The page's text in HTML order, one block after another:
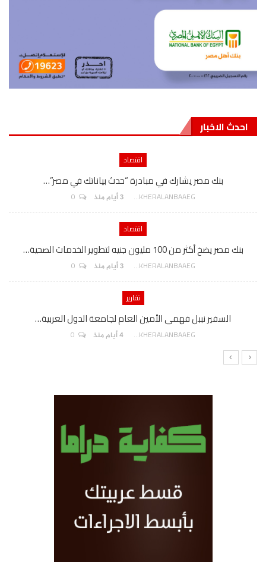
احدث الاخبار
اقتصاد
بنك مصر يشارك في مبادرة “حدث بياناتك في مصر”…
AKHERALANBAAEG 3 أيام منذ
اقتصاد
بنك مصر يضخ أكثر من 100 مليون جنيه لتطوير الخدمات الصحية…
AKHERALANBAAEG 3 أيام منذ
تقارير
السفير نببل فهمى الأمين العام لجامعة الدول العربية…
AKHERALANBAAEG 4 أيام منذ